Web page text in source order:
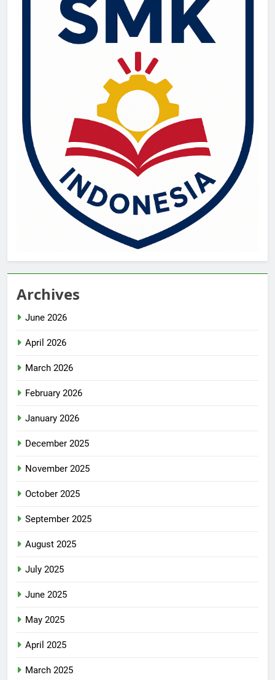
Archives
June 2026
April 2026
March 2026
February 2026
January 2026
December 2025
November 2025
October 2025
September 2025
August 2025
July 2025
June 2025
May 2025
April 2025
March 2025